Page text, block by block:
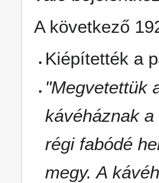
A következő
Kiépítették a
"Megvetettük
kávéháznak
régi fabódé
megy. A